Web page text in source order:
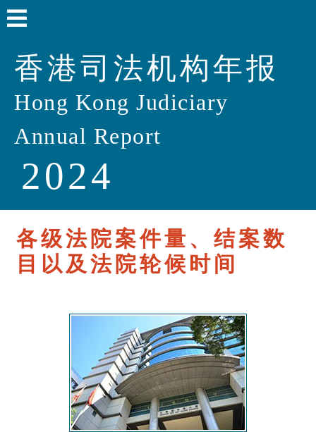
欢迎辞
2024年大事记要
法官及司法人员名单
各级法院案件量、结案数目以及
法院轮候时间
投诉法官行为谘询委员会成员名
香港司法机构年报
Hong Kong Judiciary
Annual Report
2024
各级法院案件量、结案数
目以及法院轮候时间